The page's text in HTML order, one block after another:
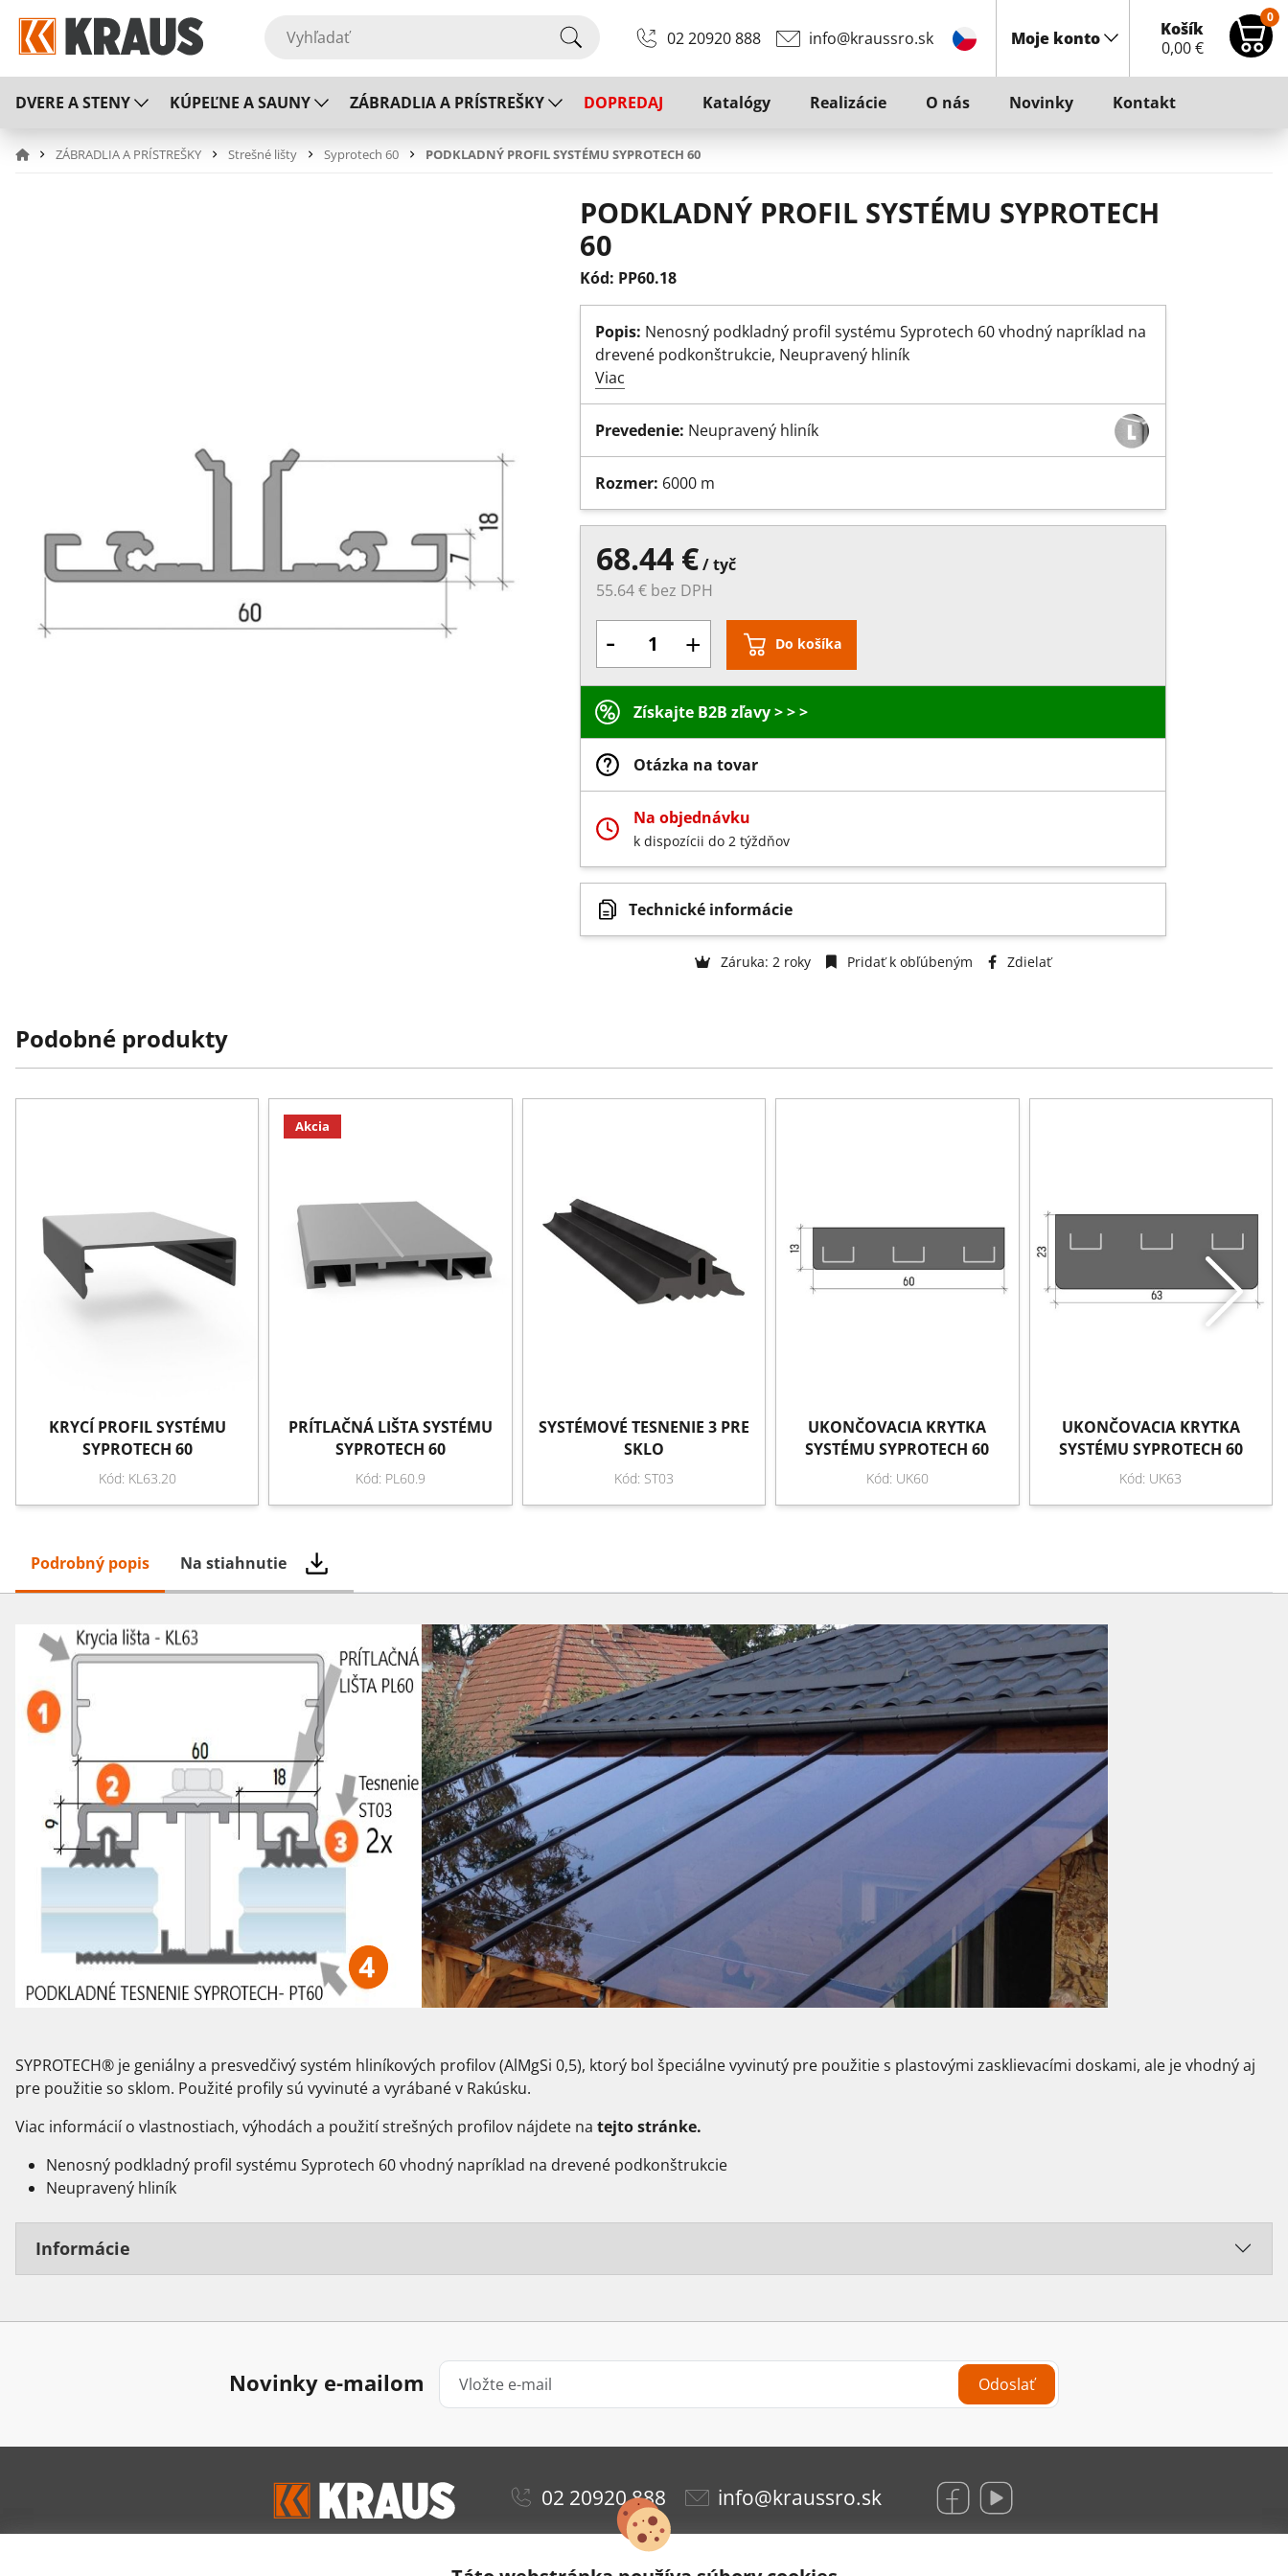
02 20920 888 info@kraussro.sk Moje konto
Košík
0,00€
0
DVERE A STENY KÚPEĽNE A SAUNY ZÁBRADLIA A PRÍSTREŠKY DOPREDAJ Katalógy Realizácie O nás Novinky Kontakt
ZÁBRADLIA A PRÍSTREŠKY Strešné lišty Syprotech 60 PODKLADNÝ PROFIL SYSTÉMU SYPROTECH 60
PODKLADNÝ PROFIL SYSTÉMU SYPROTECH
60
Kód: PP60.18
Popis: Nenosný podkladný profil systému Syprotech 60 vhodný napríklad na
drevené podkonštrukcie, Neupravený hliník
Viac
Prevedenie: Neupravený hliník
Rozmer: 6000 m
68.44 €/ tyč
55.64 € bez DPH
- + Do košíka
Získajte B2B zľavy > > >
Otázka na tovar
Na objednávku
k dispozícii do 2 týždňov
Technické informácie
Záruka: 2 roky Pridať k obľúbeným Zdielať
Podobné produkty
KRYCÍ PROFIL SYSTÉMU
SYPROTECH 60
Kód: KL63.20
Akcia
PRÍTLAČNÁ LIŠTA SYSTÉMU
SYPROTECH 60
Kód: PL60.9
SYSTÉMOVÉ TESNENIE 3 PRE
SKLO
Kód: ST03
UKONČOVACIA KRYTKA
SYSTÉMU SYPROTECH 60
Kód: UK60
UKONČOVACIA KRYTKA
SYSTÉMU SYPROTECH 60
Kód: UK63
Podrobný popis Na stiahnutie
SYPROTECH® je geniálny a presvedčivý systém hliníkových profilov (AlMgSi 0,5), ktorý bol špeciálne vyvinutý pre použitie s plastovými zasklievacími doskami, ale je vhodný aj
pre použitie so sklom. Použité profily sú vyvinuté a vyrábané v Rakúsku.
Viac informácií o vlastnostiach, výhodách a použití strešných profilov nájdete na tejto stránke.
Nenosný podkladný profil systému Syprotech 60 vhodný napríklad na drevené podkonštrukcie
Neupravený hliník
Informácie
Novinky e-mailom Odoslať
02 20920 888 info@kraussro.sk